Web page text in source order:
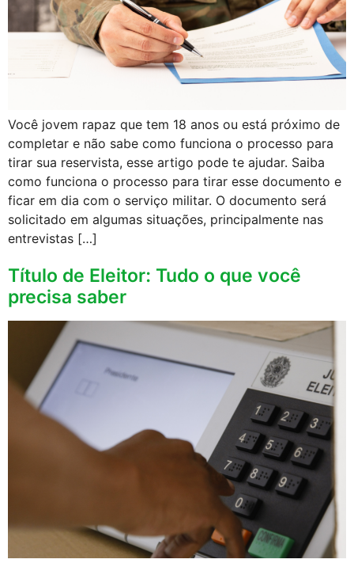
Você jovem rapaz que tem 18 anos ou está próximo de
completar e não sabe como funciona o processo para
tirar sua reservista, esse artigo pode te ajudar. Saiba
como funciona o processo para tirar esse documento e
ficar em dia com o serviço militar. O documento será
solicitado em algumas situações, principalmente nas
entrevistas […]
Título de Eleitor: Tudo o que você
precisa saber